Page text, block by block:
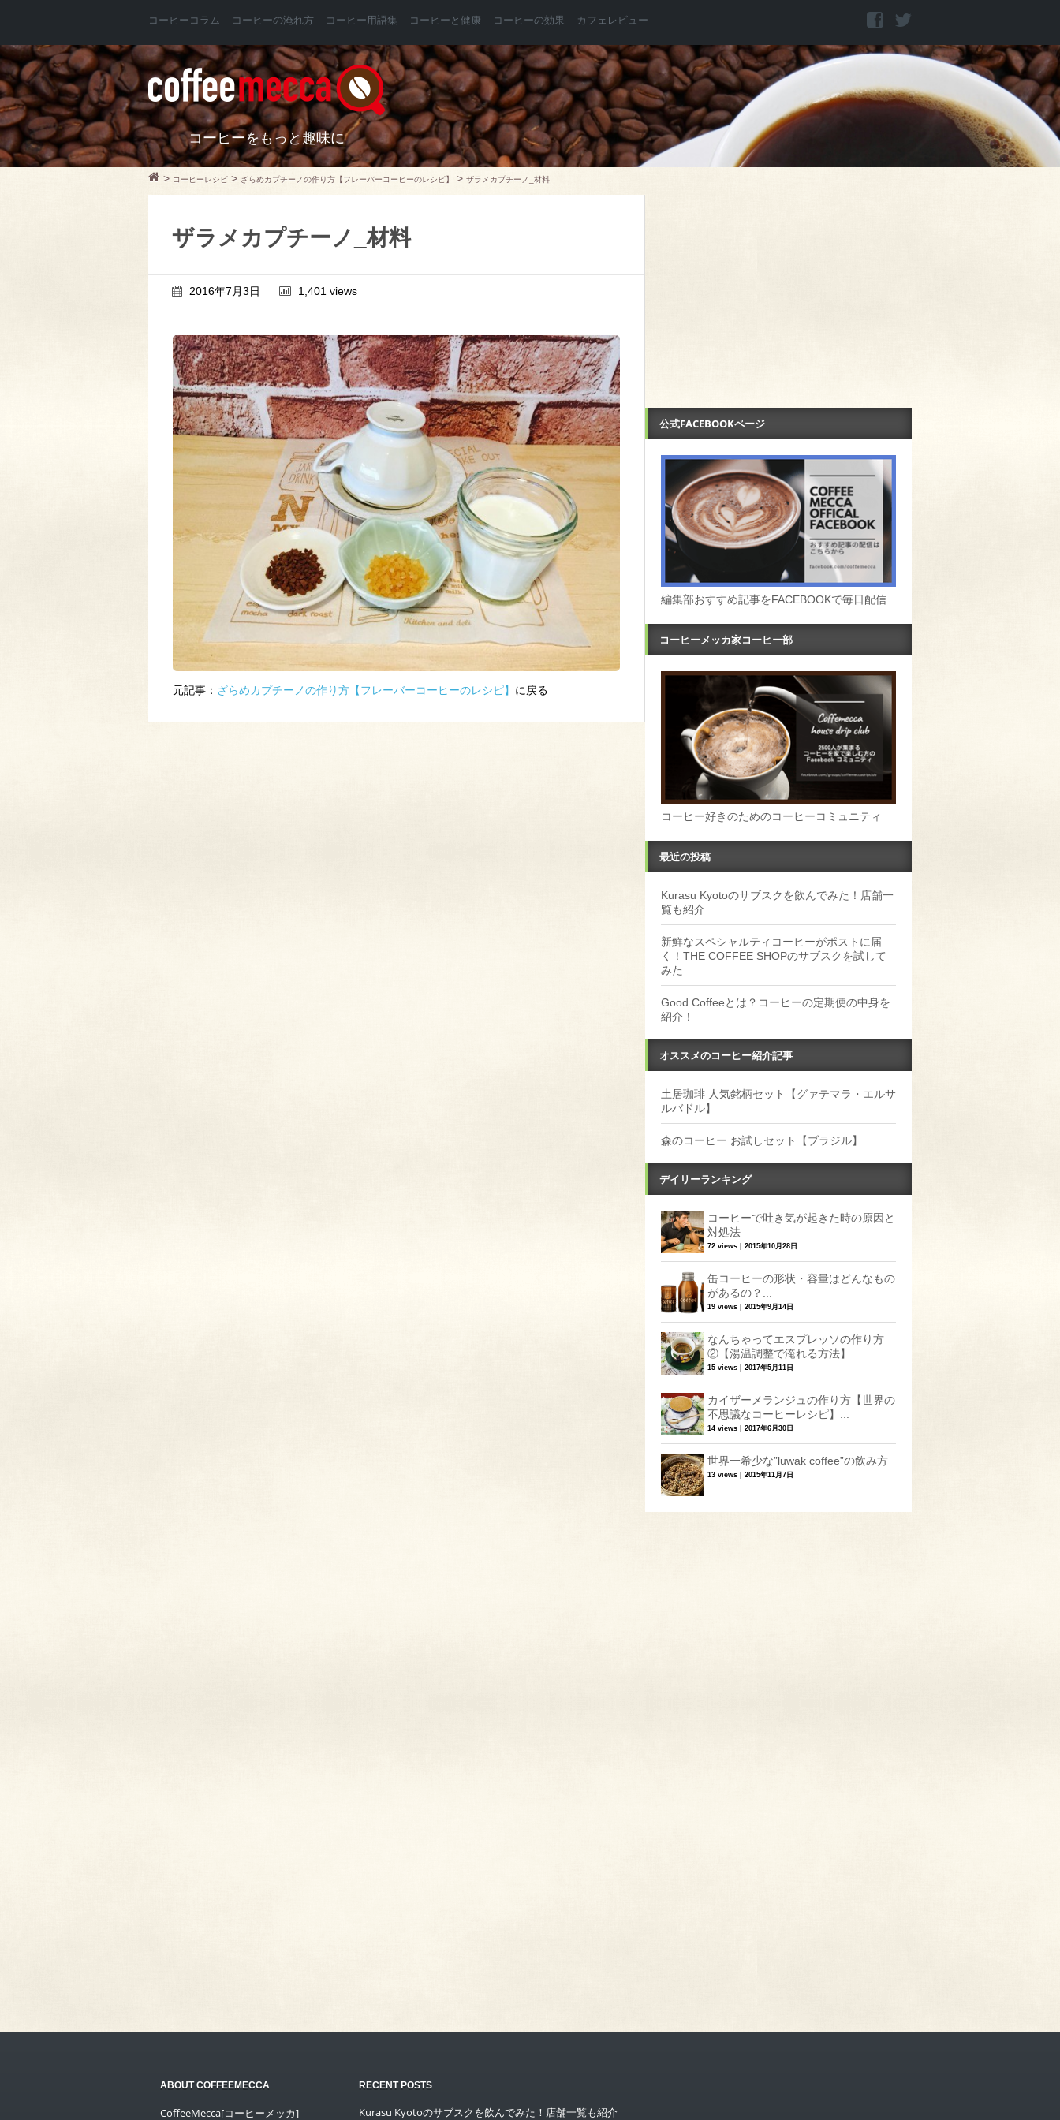
コーヒーコラム コーヒーの淹れ方 コーヒー用語集 コーヒーと健康 コーヒーの効果 カフェレビュー
コーヒーをもっと趣味に
> コーヒーレシピ > ざらめカプチーノの作り方【フレーバーコーヒーのレシピ】 > ザラメカプチーノ_材料
ザラメカプチーノ_材料
2016年7月3日 1,401 views
元記事： ざらめカプチーノの作り方【フレーバーコーヒーのレシピ】 に戻る
公式FACEBOOKページ
編集部おすすめ記事をFACEBOOKで毎日配信
コーヒーメッカ家コーヒー部
コーヒー好きのためのコーヒーコミュニティ
最近の投稿
Kurasu Kyotoのサブスクを飲んでみた！店舗一
覧も紹介
新鮮なスペシャルティコーヒーがポストに届
く！THE COFFEE SHOPのサブスクを試して
みた
Good Coffeeとは？コーヒーの定期便の中身を
紹介！
オススメのコーヒー紹介記事
土居珈琲 人気銘柄セット【グァテマラ・エルサ
ルバドル】
森のコーヒー お試しセット【ブラジル】
デイリーランキング
コーヒーで吐き気が起きた時の原因と
対処法
72 views 2015年10月28日
缶コーヒーの形状・容量はどんなもの
があるの？...
19 views 2015年9月14日
なんちゃってエスプレッソの作り方
②【湯温調整で淹れる方法】...
15 views 2017年5月11日
カイザーメランジュの作り方【世界の
不思議なコーヒーレシピ】...
14 views 2017年6月30日
世界一希少な”luwak coffee”の飲み方
13 views 2015年11月7日
ABOUT COFFEEMECCA
CoffeeMecca[コーヒーメッカ]
RECENT POSTS
Kurasu Kyotoのサブスクを飲んでみた！店舗一覧も紹介